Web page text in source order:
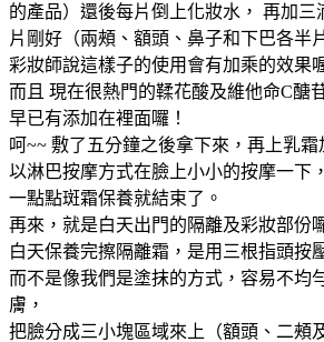
的產品）還後每片倒上化妝水， 再加三
片剛好（兩頰、額頭、鼻子和下巴各半
彩妝師說這樣子的使用會有加乘的效果
而且 現在很熱門的鞣花酸及維他命C醣
早已有添加在裡面囉！
呵~~ 敷了五分鐘之後拿下來，再上乳霜
以淋巴按摩方式在臉上小小的按摩一下
一點點斑霜保養就結束了。
再來，就是白天出門的隔離及彩妝部份
白天保養完擦隔離霜，是用三根指頭按
而不是像我們是塗抹的方式，容易不均
膚，
把臉分成三小塊區域來上（額頭、二頰